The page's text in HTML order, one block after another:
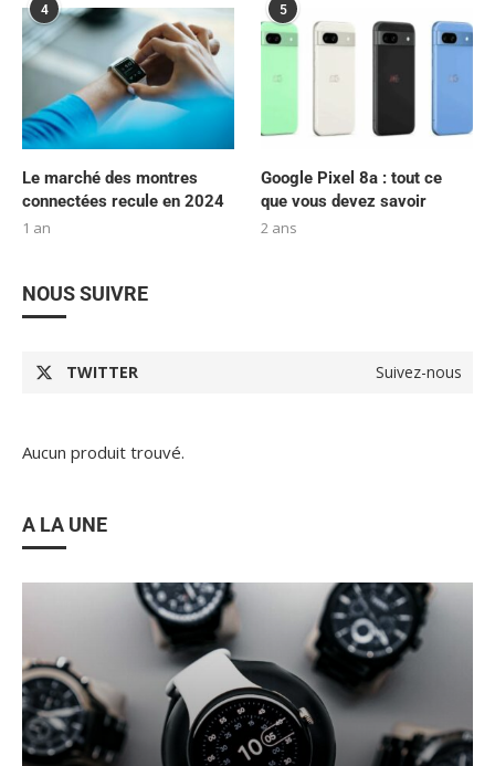
4
Le marché des montres
connectées recule en 2024
1 an
5
Google Pixel 8a : tout ce
que vous devez savoir
2 ans
NOUS SUIVRE
TWITTER Suivez-nous
Aucun produit trouvé.
A LA UNE